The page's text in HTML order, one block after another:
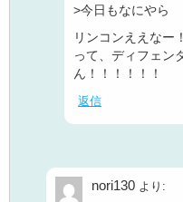
>今日もなにやら
リンコンええなー！
って、ディフェン
ん！！！！！！
返信
nori130 より: